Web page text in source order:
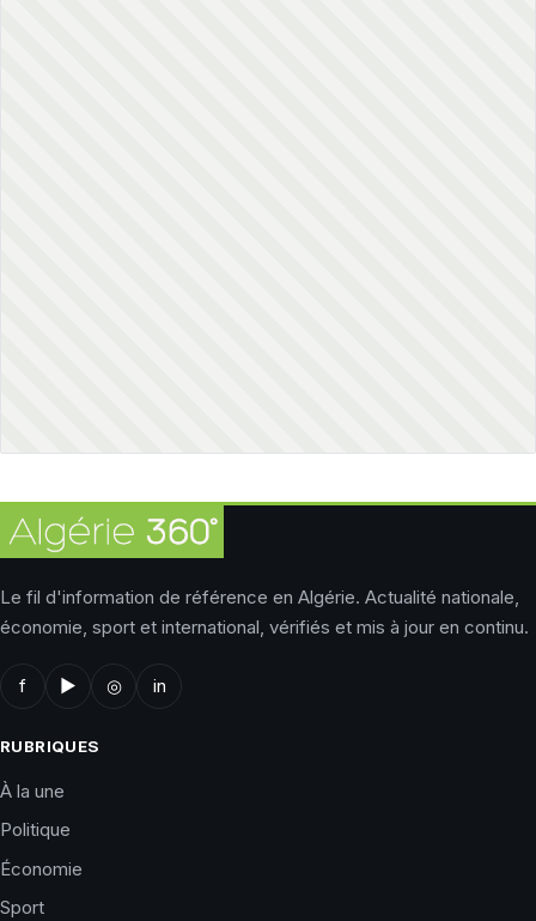
Le fil d'information de référence en Algérie. Actualité nationale,
économie, sport et international, vérifiés et mis à jour en continu.
f ▶ ◎ in
RUBRIQUES
À la une
Politique
Économie
Sport